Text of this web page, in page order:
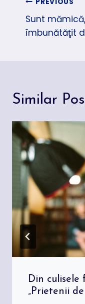
în
articole
Sunt
îmbunătăţit
Similar
Din
„Prietenii